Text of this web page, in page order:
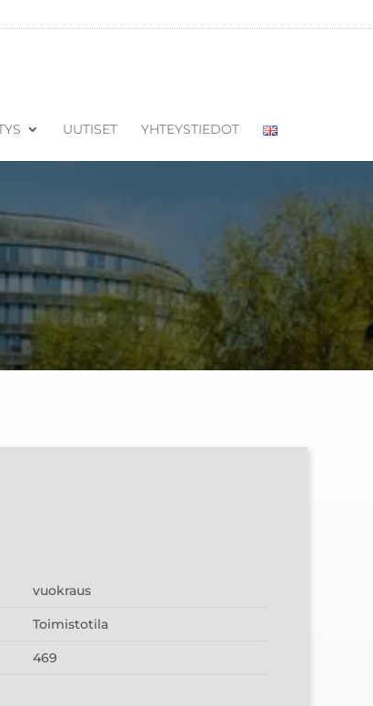
UUTISET YHTEYSTIEDOT
vuokraus
Toimistotila
469